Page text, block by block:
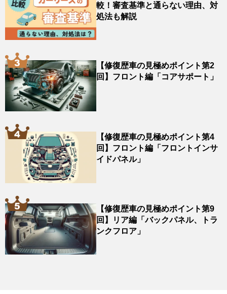
較！審査基準と通らない理由、対
処法も解説
【修復歴車の見極めポイント第2
回】フロント編「コアサポート」
【修復歴車の見極めポイント第4
回】フロント編「フロントインサ
イドパネル」
【修復歴車の見極めポイント第9
回】リア編「バックパネル、トラ
ンクフロア」